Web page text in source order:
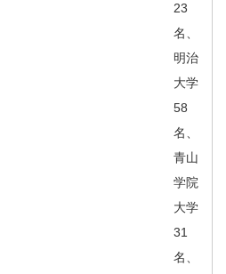
23
名、
明治
大学
58
名、
青山
学院
大学
31
名、